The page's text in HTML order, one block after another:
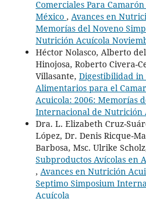
Comerciales Para
México , Avances en
Memorías del Noveno
Nutrición Acuícola
Héctor Nolasco, Alberto
Hinojosa, Roberto Civera-
Villasante, Digestibilidad
Alimentarios para el
Acuicola: 2006: Memorías
Internacional de Nutrición
Dra. L. Elizabeth Cruz-
López, Dr. Denis Ricque-
Barbosa, Msc. Ulrike
Subproductos Avícolas en
, Avances en Nutrición
Septimo Simposium
Acuícola